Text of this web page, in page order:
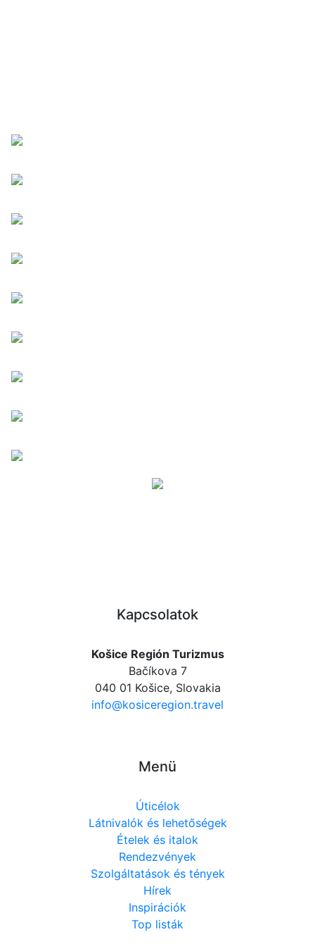
Kapcsolatok
Košice Región Turizmus
Bačíkova 7
040 01 Košice, Slovakia
info@kosiceregion.travel
Menü
Úticélok
Látnivalók és lehetőségek
Ételek és italok
Rendezvények
Szolgáltatások és tények
Hírek
Inspirációk
Top listák